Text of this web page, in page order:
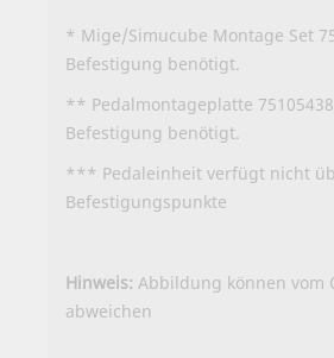
* Mige/Simucube Montage Set
Befestigung benötigt.
** Pedalmontageplatte
Befestigung benötigt.
*** Pedaleinheit verfügt nicht
Befestigungspunkte
Hinweis: Abbildung können vom
abweichen